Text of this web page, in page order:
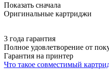
Показать сначала
Оригинальные картриджи
3 года гарантия
Полное удовлетворение от
Гарантия на принтер
Что такое совместимый